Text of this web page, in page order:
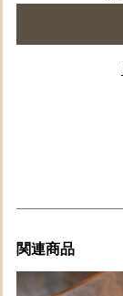
関連商品